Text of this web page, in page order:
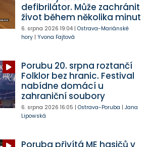
defibrilátor. Může zachránit
život během několika minut
6. srpna 2026 19:04| Ostrava-Mariánské
hory| Yvona Fajtová
Porubu 20. srpna roztančí
Folklor bez hranic. Festival
nabídne domácí u
zahraniční soubory
6. srpna 2026 16:05 | Ostrava-Poruba | Jana
Lipowská